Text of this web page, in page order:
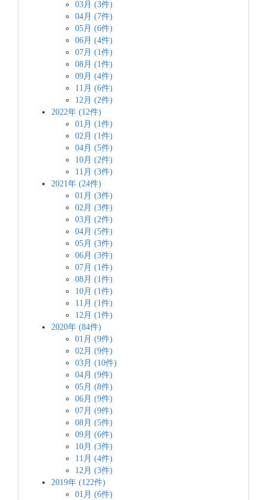
03月 (3件)
04月 (7件)
05月 (6件)
06月 (4件)
07月 (1件)
08月 (1件)
09月 (4件)
11月 (6件)
12月 (2件)
2022年 (12件)
01月 (1件)
02月 (1件)
04月 (5件)
10月 (2件)
11月 (3件)
2021年 (24件)
01月 (3件)
02月 (3件)
03月 (2件)
04月 (5件)
05月 (3件)
06月 (3件)
07月 (1件)
08月 (1件)
10月 (1件)
11月 (1件)
12月 (1件)
2020年 (84件)
01月 (9件)
02月 (9件)
03月 (10件)
04月 (9件)
05月 (8件)
06月 (9件)
07月 (9件)
08月 (5件)
09月 (6件)
10月 (3件)
11月 (4件)
12月 (3件)
2019年 (122件)
01月 (6件)